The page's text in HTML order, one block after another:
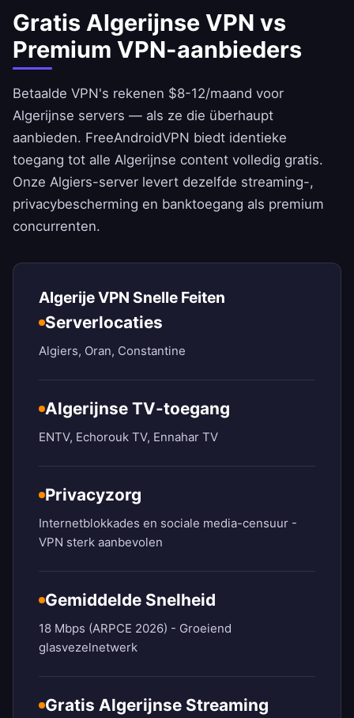
Gratis Algerijnse VPN vs
Premium VPN-aanbieders
Betaalde VPN's rekenen $8-12/maand voor
Algerijnse servers — als ze die überhaupt
aanbieden. FreeAndroidVPN biedt identieke
toegang tot alle Algerijnse content volledig gratis.
Onze Algiers-server levert dezelfde streaming-,
privacybescherming en banktoegang als premium
concurrenten.
Algerije VPN Snelle Feiten
Serverlocaties
Algiers, Oran, Constantine
Algerijnse TV-toegang
ENTV, Echorouk TV, Ennahar TV
Privacyzorg
Internetblokkades en sociale media-censuur -
VPN sterk aanbevolen
Gemiddelde Snelheid
18 Mbps (ARPCE 2026) - Groeiend
glasvezelnetwerk
Gratis Algerijnse Streaming